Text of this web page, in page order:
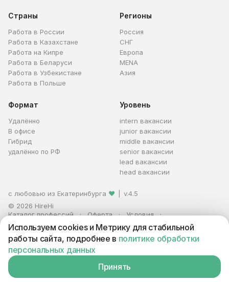
Вакансия находится в архиве
Страны
Работа в России
Работа в Казахстане
Работа на Кипре
Работа в Беларуси
Работа в Узбекистане
Работа в Польше
Регионы
Россия
СНГ
Европа
MENA
Азия
Формат
Удалённо
В офисе
Гибрид
удалённо по РФ
Уровень
intern вакансии
junior вакансии
middle вакансии
senior вакансии
lead вакансии
head вакансии
с любовью из Екатеринбурга ❤
v.4.5
© 2026 HireHi
Каталог профессий
Оферта
Условия
Персональные данные
Реклама
ИП Захаров Антон Алексеевич · ИНН 663005711880 · ОГРНИП
321665800059102
Используем cookies и Метрику для стабильной
работы сайта, подробнее в политике обработки
персональных данных
Принять